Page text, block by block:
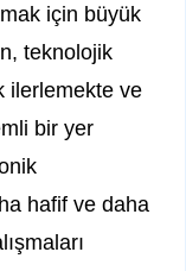
için büyük
teknolojik
ilerlemekte ve
bir yer
hafif ve daha